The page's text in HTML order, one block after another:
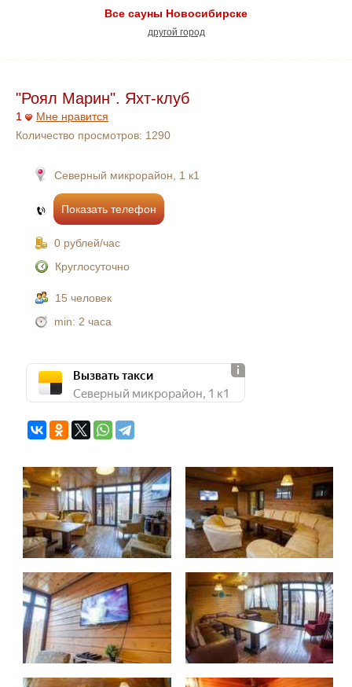
Все сауны Новосибирске
другой город
"Роял Марин". Яхт-клуб
1
Мне нравится
Количество просмотров: 1290
Северный микрорайон, 1 к1
Показать телефон
0 рублей/час
Круглосуточно
15 человек
min: 2 часа
Вызвать такси
Северный микрорайон, 1 к1